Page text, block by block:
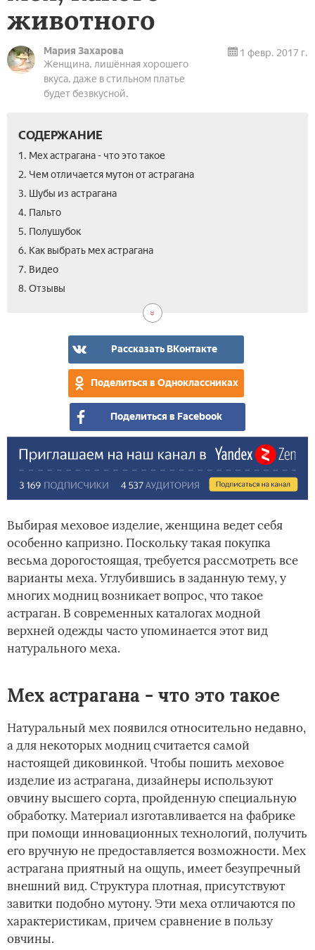
животного
Мария Захарова
Женщина, лишённая хорошего
вкуса, даже в стильном платье
будет безвкусной.
1 февр. 2017 г.
СОДЕРЖАНИЕ
1. Мех астрагана - что это такое
2. Чем отличается мутон от астрагана
3. Шубы из астрагана
4. Пальто­
5. Полушубок
6. Как выбрать мех астрагана
7. Видео
8. Отзывы
Рассказать ВКонтакте
Поделиться в Одноклассниках
Поделиться в Facebook
Выбирая меховое изделие, женщина ведет себя
особенно капризно. Поскольку такая покупка
весьма дорогостоящая, требуется рассмотреть все
варианты меха. Углубившись в заданную тему, у
многих модниц возникает вопрос, что такое
астраган. В современных каталогах модной
верхней одежды часто упоминается этот вид
натурального меха.
Мех астрагана - что это такое
Натуральный мех появился относительно недавно,
а для некоторых модниц считается самой
настоящей диковинкой. Чтобы пошить меховое
изделие из астрагана, дизайнеры используют
овчину высшего сорта, пройденную специальную
обработку. Материал изготавливается на фабрике
при помощи инновационных технологий, получить
его вручную не предоставляется возможности. Мех
астрагана приятный на ощупь, имеет безупречный
внешний вид. Структура плотная, присутствуют
завитки подобно мутону. Эти меха отличаются по
характеристикам, причем сравнение в пользу
овчины.